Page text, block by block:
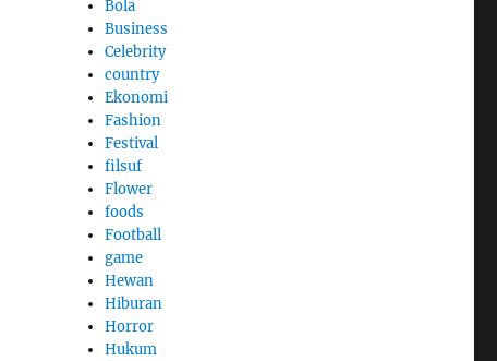
Bola
Business
Celebrity
country
Ekonomi
Fashion
Festival
filsuf
Flower
foods
Football
game
Hewan
Hiburan
Horror
Hukum